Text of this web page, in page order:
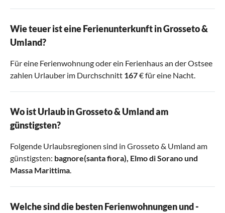
Wie teuer ist eine Ferienunterkunft in Grosseto &
Umland?
Für eine Ferienwohnung oder ein Ferienhaus an der Ostsee
zahlen Urlauber im Durchschnitt 167€ für eine Nacht.
Wo ist Urlaub in Grosseto & Umland am
günstigsten?
Folgende Urlaubsregionen sind in Grosseto & Umland am
günstigsten: bagnore(santa fiora), Elmo di Soranound
Massa Marittima.
Welche sind die besten Ferienwohnungen und -